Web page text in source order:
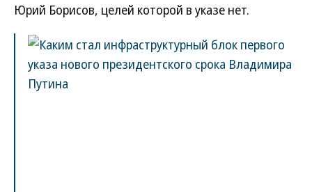
Юрий Борисов, целей которой в указе нет.